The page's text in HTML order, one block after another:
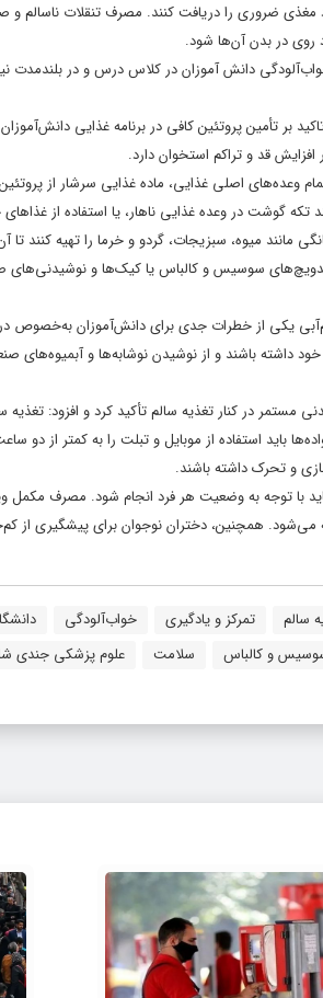
مغذی ضروری را دریافت کنند. مصرف تنقلات ناسالم و
روی در بدن آن‌ها شود.
دانش آموزان در کلاس درس و در بلندمدت
اصلی غذایی، ماده غذایی سرشار از پروتئین
گوشت در وعده غذایی ناهار، یا استفاده از
مانند میوه، سبزیجات، گردو و خرما را تهیه کنند تا
سوسیس و کالباس یا کیک‌ها و نوشیدنی‌های
یکی از خطرات جدی برای دانش‌آموزان
در کنار تغذیه سالم تأکید کرد و افزود: تغذیه
باید استفاده از موبایل و تبلت را به کمتر از
و تحرک داشته باشند.
سالم تمرکز و یادگیری خواب‌آلودگی
و کالباس سلامت علوم پزشکی جندی